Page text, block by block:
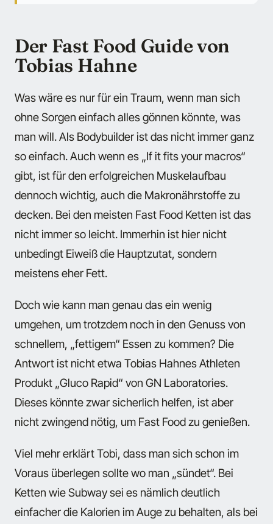
Der Fast Food Guide von
Tobias Hahne
Was wäre es nur für ein Traum, wenn man sich
ohne Sorgen einfach alles gönnen könnte, was
man will. Als Bodybuilder ist das nicht immer ganz
so einfach. Auch wenn es „If it fits your macros“
gibt, ist für den erfolgreichen Muskelaufbau
dennoch wichtig, auch die Makronährstoffe zu
decken. Bei den meisten Fast Food Ketten ist das
nicht immer so leicht. Immerhin ist hier nicht
unbedingt Eiweiß die Hauptzutat, sondern
meistens eher Fett.
Doch wie kann man genau das ein wenig
umgehen, um trotzdem noch in den Genuss von
schnellem, „fettigem“ Essen zu kommen? Die
Antwort ist nicht etwa Tobias Hahnes Athleten
Produkt „Gluco Rapid“ von GN Laboratories.
Dieses könnte zwar sicherlich helfen, ist aber
nicht zwingend nötig, um Fast Food zu genießen.
Viel mehr erklärt Tobi, dass man sich schon im
Voraus überlegen sollte wo man „sündet“. Bei
Ketten wie Subway sei es nämlich deutlich
einfacher die Kalorien im Auge zu behalten, als bei